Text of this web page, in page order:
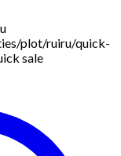
plot/ruiru/quick-
sale